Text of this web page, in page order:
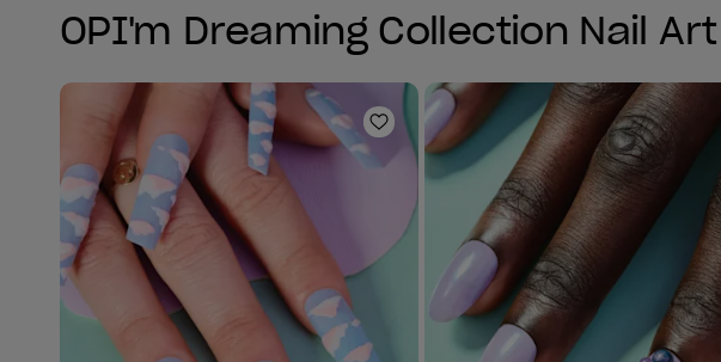
OPI'm Dreaming Collection Nail Art
Añadir a la lista de deseos